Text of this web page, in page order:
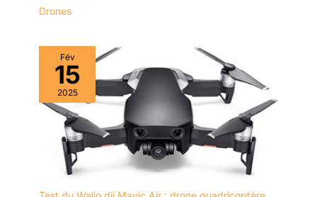
Drones
Fév
15
2025